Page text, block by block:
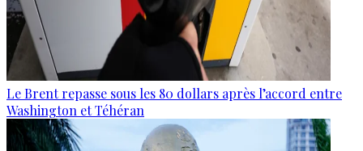
Le Brent repasse sous les 80 dollars après l’accord entre
Washington et Téhéran